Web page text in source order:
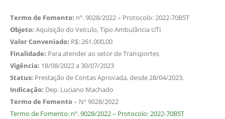
Termo de Fomento: nº. 9028/2022 – Protocolo: 2022-70B5T
Objeto: Aquisição do Veículo, Tipo Ambulância UTI
Valor Conveniado: R$: 261.000,00
Finalidade: Para atender ao setor de Transportes
Vigência: 18/08/2022 a 30/07/2023
Status: Prestação de Contas Aprovada, desde 28/04/2023.
Indicação: Dep. Luciano Machado
Termo de Fomento– Nº 9028/2022
Termo de Fomento: nº. 9028/2022 – Protocolo: 2022-70B5T